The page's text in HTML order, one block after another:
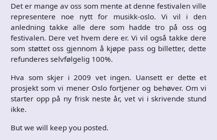
Det er mange av oss som mente at denne festivalen ville
representere noe nytt for musikk-oslo. Vi vil i den
anledning takke alle dere som hadde tro på oss og
festivalen. Dere vet hvem dere er. Vi vil også takke dere
som støttet oss gjennom å kjøpe pass og billetter, dette
refunderes selvfølgelig 100%.
Hva som skjer i 2009 vet ingen. Uansett er dette et
prosjekt som vi mener Oslo fortjener og behøver. Om vi
starter opp på ny frisk neste år, vet vi i skrivende stund
ikke.
But we will keep you posted.